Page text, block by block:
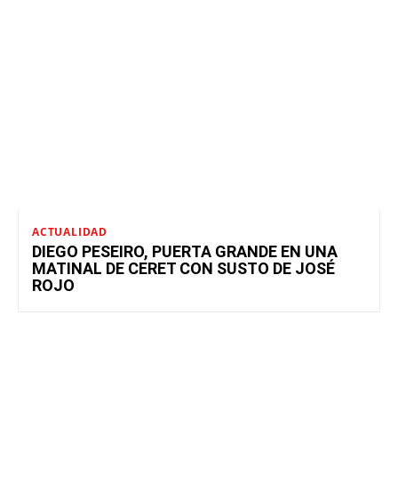
ACTUALIDAD
DIEGO PESEIRO, PUERTA GRANDE EN UNA
MATINAL DE CERET CON SUSTO DE JOSÉ
ROJO